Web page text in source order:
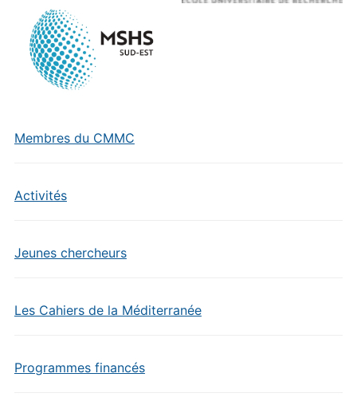
Membres du CMMC
Activités
Jeunes chercheurs
Les Cahiers de la Méditerranée
Programmes financés